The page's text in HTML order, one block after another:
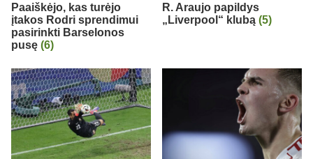
Paaiškėjo, kas turėjo
įtakos Rodri sprendimui
pasirinkti Barselonos
pusę (6)
R. Araujo papildys
„Liverpool“ klubą (5)